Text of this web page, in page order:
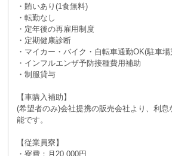
・賄いあり(1食無料)
・転勤なし
・定年後の再雇用制度
・定期健康診断
・マイカー・バイク・自転車通勤OK(駐車場
・インフルエンザ予防接種費用補助
・制服貸与
【車購入補助】
(希望者のみ)会社提携の販売会社より、利
能です。
【従業員寮】
・寮費：月20,000円